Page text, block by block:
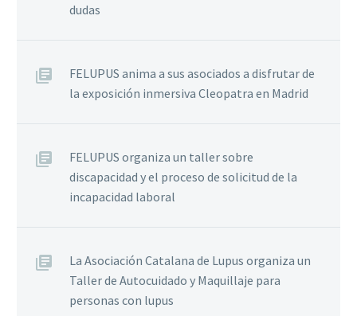
dudas
FELUPUS anima a sus asociados a disfrutar de
la exposición inmersiva Cleopatra en Madrid
FELUPUS organiza un taller sobre
discapacidad y el proceso de solicitud de la
incapacidad laboral
La Asociación Catalana de Lupus organiza un
Taller de Autocuidado y Maquillaje para
personas con lupus